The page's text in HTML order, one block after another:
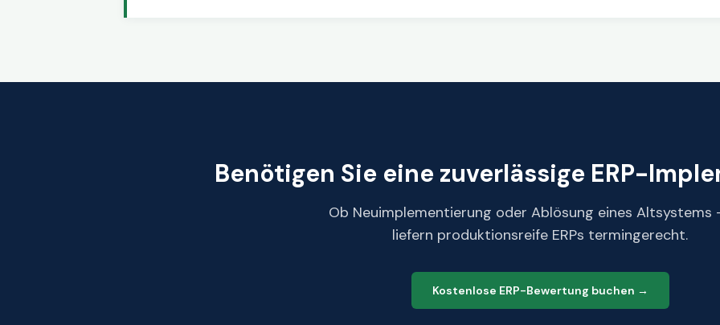
Benötigen Sie eine zuverlässige ERP-
Ob Neuimplementierung oder Ablösung eines Altsystems
liefern produktionsreife ERPs termingerecht.
Kostenlose ERP-Bewertung buchen →